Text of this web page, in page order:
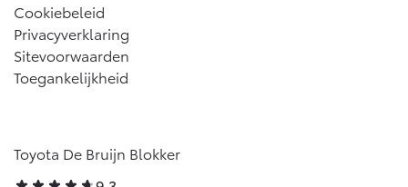
Cookiebeleid
Privacyverklaring
Sitevoorwaarden
Toegankelijkheid
Toyota De Bruijn Blokker